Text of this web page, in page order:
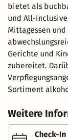
bietet als
und All-
Mittagessen
Gerichte und
zubereitet.
Sortiment
Weitere
Check-In